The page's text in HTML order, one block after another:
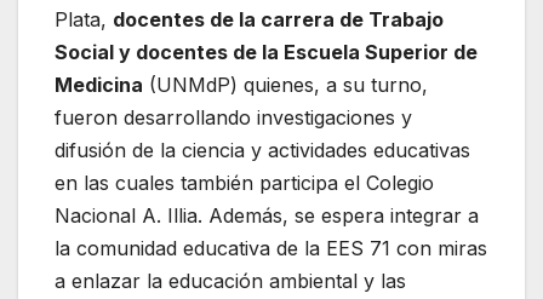
Plata, docentes de la carrera de Trabajo
Social y docentes de la Escuela Superior de
Medicina (UNMdP) quienes, a su turno,
fueron desarrollando investigaciones y
difusión de la ciencia y actividades educativas
en las cuales también participa el Colegio
Nacional A. Illia. Además, se espera integrar a
la comunidad educativa de la EES 71 con miras
a enlazar la educación ambiental y las